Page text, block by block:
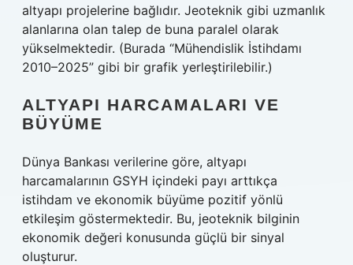
altyapı projelerine bağlıdır. Jeoteknik gibi uzmanlık
alanlarına olan talep de buna paralel olarak
yükselmektedir. (Burada “Mühendislik İstihdamı
2010–2025” gibi bir grafik yerleştirilebilir.)
ALTYAPI HARCAMALARI VE
BÜYÜME
Dünya Bankası verilerine göre, altyapı
harcamalarının GSYH içindeki payı arttıkça
istihdam ve ekonomik büyüme pozitif yönlü
etkileşim göstermektedir. Bu, jeoteknik bilginin
ekonomik değeri konusunda güçlü bir sinyal
oluşturur.